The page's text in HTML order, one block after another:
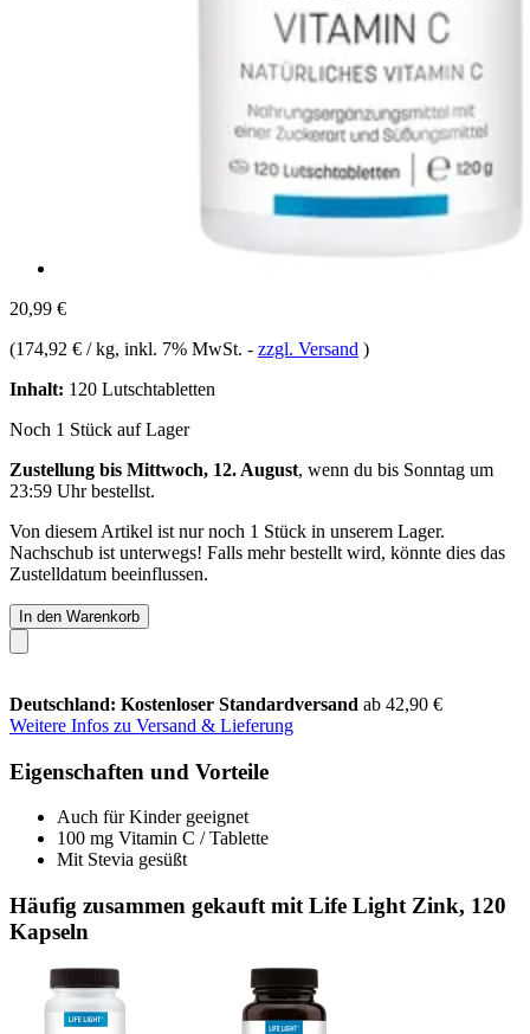
20,99 €
(174,92 € / kg, inkl. 7% MwSt. - zzgl. Versand )
Inhalt: 120 Lutschtabletten
Noch 1 Stück auf Lager
Zustellung bis Mittwoch, 12. August, wenn du bis Sonntag um
23:59 Uhrbestellst.
Von diesem Artikel ist nur noch 1 Stück in unserem Lager.
Nachschub ist unterwegs! Falls mehr bestellt wird, könnte dies das
Zustelldatum beeinflussen.
In den Warenkorb
Deutschland: Kostenloser Standardversand ab 42,90 €
Weitere Infos zu Versand & Lieferung
Eigenschaften und Vorteile
Auch für Kinder geeignet
100 mg Vitamin C / Tablette
Mit Stevia gesüßt
Häufig zusammen gekauft mit Life Light Zink, 120
Kapseln